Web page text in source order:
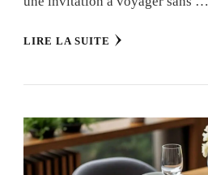
LIRE LA SUITE